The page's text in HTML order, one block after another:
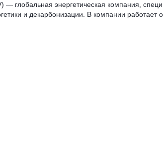
— глобальная энергетическая компания,
и декарбонизации. В компании работает